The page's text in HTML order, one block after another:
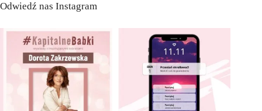
Odwiedź nas Instagram